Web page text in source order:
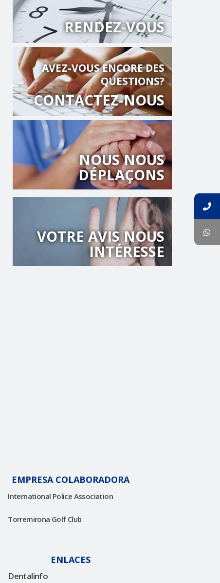
RENDEZ-VOUS
AVEZ-VOUS ENCORE DES
QUESTIONS?
CONTACTEZ-NOUS
NOUS NOUS
DÉPLAÇONS
FINANCEMENT
SANS INTÉRÊT
VOTRE AVIS NOUS
INTÉRESSE
EMPRESA COLABORADORA
International Police Association
Torremirona Golf Club
ENLACES
Dentalinfo